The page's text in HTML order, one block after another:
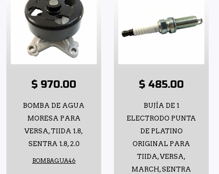
$ 970.00
BOMBA DE AGUA
MORESA PARA
VERSA, TIIDA 1.8,
SENTRA 1.8, 2.0
BOMBAGUA46
$ 485.00
BUJÍA DE 1
ELECTRODO PUNTA
DE PLATINO
ORIGINAL PARA
TIIDA, VERSA,
MARCH, SENTRA